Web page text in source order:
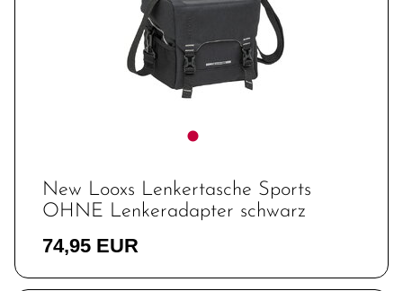
New Looxs Lenkertasche Sports
OHNE Lenkeradapter schwarz
74,95 EUR